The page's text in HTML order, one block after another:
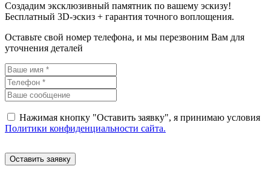
Создадим эксклюзивный памятник по вашему эскизу!
Бесплатный 3D-эскиз + гарантия точного воплощения.
Оставьте свой номер телефона, и мы перезвоним Вам для
уточнения деталей
Нажимая кнопку "Оставить заявку", я принимаю условия
Политики конфиденциальности сайта.
Оставить заявку